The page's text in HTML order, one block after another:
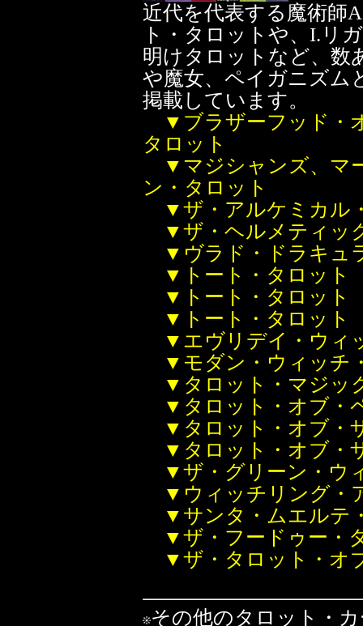
近代を代表する魔術師
ト・タロットや、I.リ
明けタロットなど、数
や魔女、ペイガニズム
掲載しています。
▼ブラザーフッド・
タロット
▼マジシャンズ、マ
ン・タロット
▼ザ・アルケミカル
▼ザ・ヘルメティッ
▼ヴラド・ドラキュ
▼トート・タロット
▼トート・タロット
▼トート・タロット
▼エヴリデイ・ウィ
▼モダン・ウィッチ
▼タロット・マジッ
▼タロット・オブ・
▼タロット・オブ・
▼タロット・オブ・
▼ザ・グリーン・ウ
▼ウィッチリング・
▼サンタ・ムエルテ
▼ザ・フードゥー・
▼ザ・タロット・オ
その他のタロット・